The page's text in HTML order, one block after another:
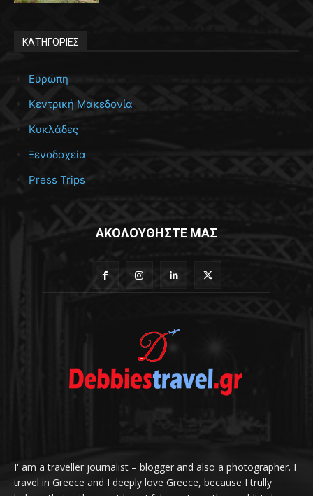
ΚΑΤΗΓΟΡΙΕΣ
Ευρώπη
Κεντρική Μακεδονία
Κυκλάδες
Ξενοδοχεία
Press Trips
ΑΚΟΛΟΥΘΗΣΤΕ ΜΑΣ
I' am a traveller journalist – blogger and also a photographer. I
travel in Greece and I deeply love Greece, because I trully